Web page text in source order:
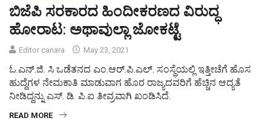
ಬಿಜೆಪಿ ಸರಕಾರದ ಹಿಂದೀಕರಣದ ವಿರುದ್ಧ
ಹೋರಾಟ: ಅಥಾವುಲ್ಲಾ ಜೋಕಟ್ಟೆ
Editor canara May 23, 2021
ಓ.ಎನ್.ಜಿ. ಸಿ ಒಡೆತನದ ಎಂ.ಆರ್.ಪಿ.ಎಲ್. ಸಂಸ್ಥೆಯಲ್ಲಿ ಇತ್ತೀಚೆಗೆ ಹೊಸ
ಹುದ್ದೆಗಳ ನೇಮಕಾತಿ ಮಾಡುವಾಗ ಹೊರ ರಾಜ್ಯದವರಿಗೆ ಹೆಚ್ಚಿನ ಆದ್ಯತೆ
ನೀಡಿದ್ದನ್ನು ಎಸ್. ಡಿ. ಪಿ.ಐ ತೀವ್ರವಾಗಿ ಖಂಡಿಸಿದೆ.
READ MORE